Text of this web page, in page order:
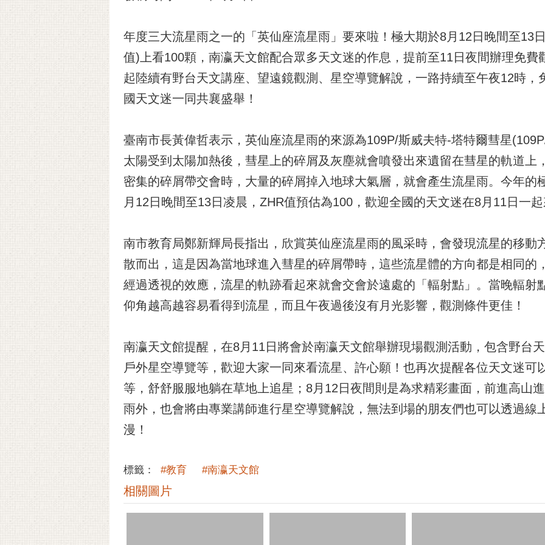
年度三大流星雨之一的「英仙座流星雨」要來啦！極大期於8月12日晚間至13
值)上看100顆，南瀛天文館配合眾多天文迷的作息，提前至11日夜間辦理免費
起陸續有野台天文講座、望遠鏡觀測、星空導覽解說，一路持續至午夜12時，
國天文迷一同共襄盛舉！
臺南市長黃偉哲表示，英仙座流星雨的來源為109P/斯威夫特-塔特爾彗星
太陽受到太陽加熱後，彗星上的碎屑及灰塵就會噴發出來遺留在彗星的軌道上
密集的碎屑帶交會時，大量的碎屑掉入地球大氣層，就會產生流星雨。今年的
月12日晚間至13日凌晨，ZHR值預估為100，歡迎全國的天文迷在8月11日一
南市教育局鄭新輝局長指出，欣賞英仙座流星雨的風采時，會發現流星的移動
散而出，這是因為當地球進入彗星的碎屑帶時，這些流星體的方向都是相同的
經過透視的效應，流星的軌跡看起來就會交會於遠處的「輻射點」。當晚輻射
仰角越高越容易看得到流星，而且午夜過後沒有月光影響，觀測條件更佳！
南瀛天文館提醒，在8月11日將會於南瀛天文館舉辦現場觀測活動，包含野台
戶外星空導覽等，歡迎大家一同來看流星、許心願！也再次提醒各位天文迷可
等，舒舒服服地躺在草地上追星；8月12日夜間則是為求精彩畫面，前進高山
雨外，也會將由專業講師進行星空導覽解說，無法到場的朋友們也可以透過線
漫！
標籤： #教育 #南瀛天文館
相關圖片